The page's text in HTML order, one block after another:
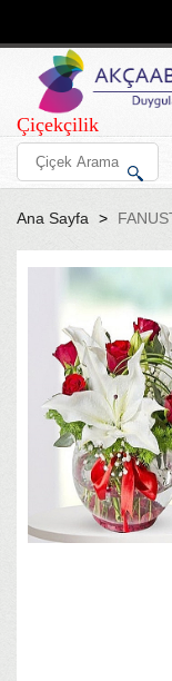
Çiçekçilik
Ana Sayfa